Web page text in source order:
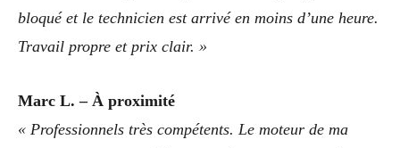
bloqué et le technicien est arrivé en moins d’une heure.
Travail propre et prix clair. »
Marc L. – À proximité
« Professionnels très compétents. Le moteur de ma